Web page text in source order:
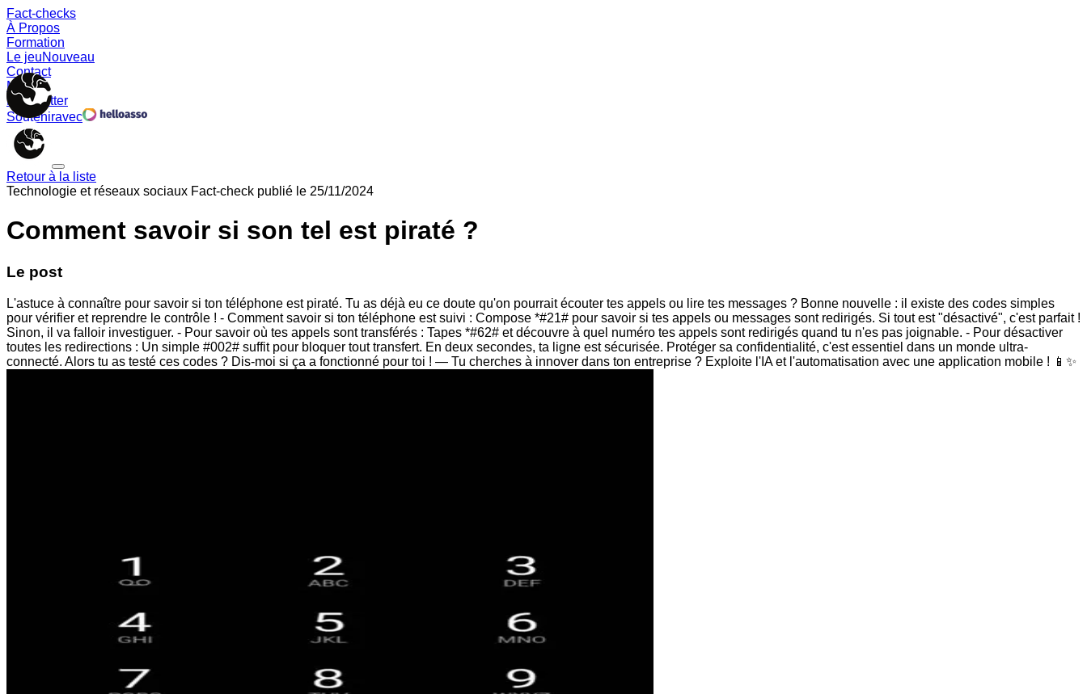
Fact-checks
À Propos
Formation
Le jeuNouveau
Contact
Memes
Newsletter
Souteniravec
Retour à la liste
Technologie et réseaux sociaux Fact-check publié le 25/11/2024
Comment savoir si son tel est piraté ?
Le post
L'astuce à connaître pour savoir si ton téléphone est piraté. Tu as déjà eu ce doute qu'on pourrait écouter tes appels ou lire tes messages ? Bonne nouvelle : il existe des codes simples
pour vérifier et reprendre le contrôle ! - Comment savoir si ton téléphone est suivi : Compose *#21# pour savoir si tes appels ou messages sont redirigés. Si tout est "désactivé", c'est parfait !
Sinon, il va falloir investiguer. - Pour savoir où tes appels sont transférés : Tapes *#62# et découvre à quel numéro tes appels sont redirigés quand tu n'es pas joignable. - Pour désactiver
toutes les redirections : Un simple #002# suffit pour bloquer tout transfert. En deux secondes, ta ligne est sécurisée. Protéger sa confidentialité, c'est essentiel dans un monde ultra-
connecté. Alors tu as testé ces codes ? Dis-moi si ça a fonctionné pour toi ! — Tu cherches à innover dans ton entreprise ? Exploite l'IA et l'automatisation avec une application mobile ! 📱✨